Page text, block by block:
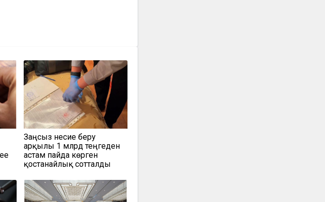
Заңсыз несие беру
арқылы 1 млрд теңгеден
астам пайда көрген
қостанайлық сотталды